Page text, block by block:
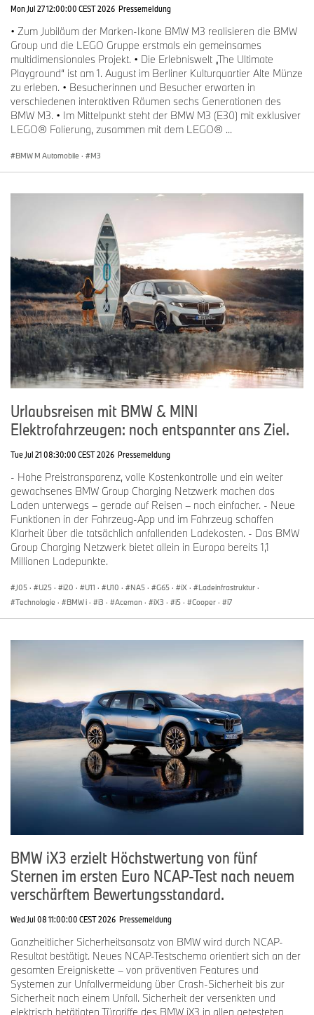
Mon Jul 27 12:00:00 CEST 2026 Pressemeldung
• Zum Jubiläum der Marken-Ikone BMW M3 realisieren die BMW
Group und die LEGO Gruppe erstmals ein gemeinsames
multidimensionales Projekt. • Die Erlebniswelt „The Ultimate
Playground“ ist am 1. August im Berliner Kulturquartier Alte Münze
zu erleben. • Besucherinnen und Besucher erwarten in
verschiedenen interaktiven Räumen sechs Generationen des
BMW M3. • Im Mittelpunkt steht der BMW M3 (E30) mit exklusiver
LEGO® Folierung, zusammen mit dem LEGO® ...
BMW M Automobile · M3
Urlaubsreisen mit BMW & MINI
Elektrofahrzeugen: noch entspannter ans Ziel.
Tue Jul 21 08:30:00 CEST 2026 Pressemeldung
- Hohe Preistransparenz, volle Kostenkontrolle und ein weiter
gewachsenes BMW Group Charging Netzwerk machen das
Laden unterwegs – gerade auf Reisen – noch einfacher. - Neue
Funktionen in der Fahrzeug-App und im Fahrzeug schaffen
Klarheit über die tatsächlich anfallenden Ladekosten. - Das BMW
Group Charging Netzwerk bietet allein in Europa bereits 1,1
Millionen Ladepunkte.
J05 · U25 · i20 · U11 · U10 · NA5 · G65 · iX · Ladeinfrastruktur ·
Technologie · BMW i · i3 · Aceman · iX3 · i5 · Cooper · i7
BMW iX3 erzielt Höchstwertung von fünf
Sternen im ersten Euro NCAP-Test nach neuem
verschärftem Bewertungsstandard.
Wed Jul 08 11:00:00 CEST 2026 Pressemeldung
Ganzheitlicher Sicherheitsansatz von BMW wird durch NCAP-
Resultat bestätigt. Neues NCAP-Testschema orientiert sich an der
gesamten Ereigniskette – von präventiven Features und
Systemen zur Unfallvermeidung über Crash-Sicherheit bis zur
Sicherheit nach einem Unfall. Sicherheit der versenkten und
elektrisch betätigten Türgriffe des BMW iX3 in allen getesteten